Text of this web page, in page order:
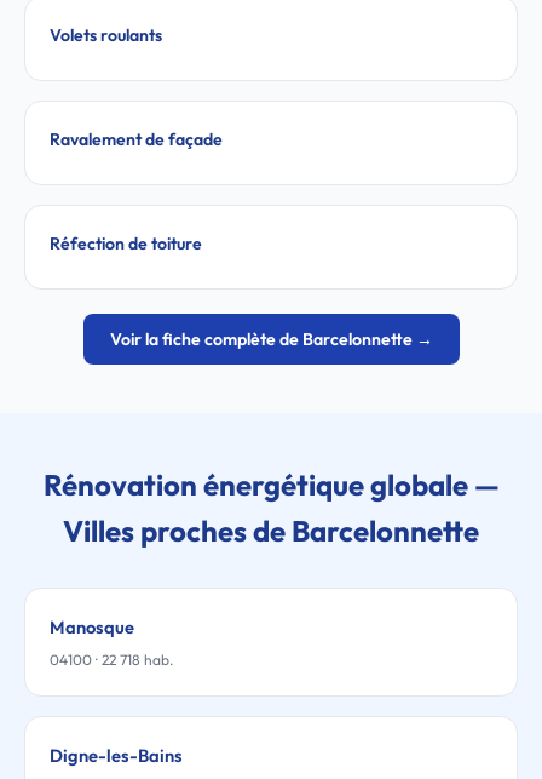
Volets roulants
Ravalement de façade
Réfection de toiture
Voir la fiche complète de Barcelonnette →
Rénovation énergétique globale —
Villes proches de Barcelonnette
Manosque
04100 · 22 718 hab.
Digne-les-Bains